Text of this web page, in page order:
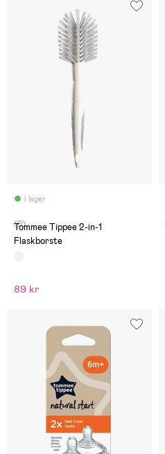
I lager
(0)
Tommee Tippee 2-in-1
Flaskborste
89 kr